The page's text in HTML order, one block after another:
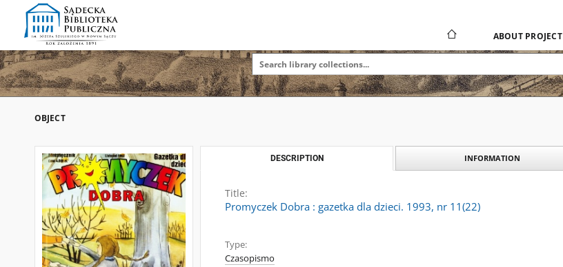
ABOUT PROJECT
OBJECT
DESCRIPTION INFORMATION
Title:
Promyczek Dobra : gazetka dla dzieci. 1993, nr 11(22)
Type:
Czasopismo